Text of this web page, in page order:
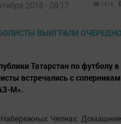
2018 - 09:17 1613
Татарстан по футболу в
встречались с
М».
Набережных Челнах.